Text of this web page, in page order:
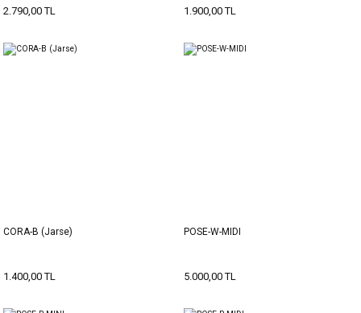
2.790,00 TL 1.900,00 TL
CORA-B (Jarse)
1.400,00 TL
POSE-W-MIDI
5.000,00 TL